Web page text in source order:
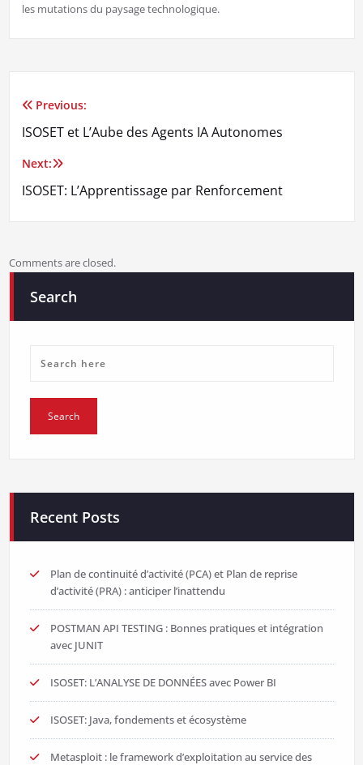
les mutations du paysage technologique.
Post
navigation
Previous:
ISOSET et L’Aube des Agents IA Autonomes
Next:
ISOSET: L’Apprentissage par Renforcement
Comments are closed.
Search
Recent Posts
Plan de continuité d’activité (PCA) et Plan de reprise
d’activité (PRA) : anticiper l’inattendu
POSTMAN API TESTING : Bonnes pratiques et intégration
avec JUNIT
ISOSET: L’ANALYSE DE DONNÉES avec Power BI
ISOSET: Java, fondements et écosystème
Metasploit : le framework d’exploitation au service des